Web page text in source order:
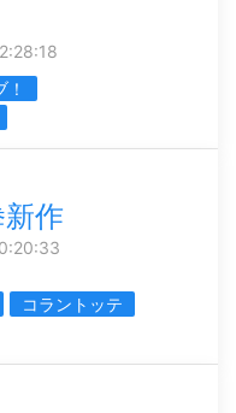
作
コラントッテ